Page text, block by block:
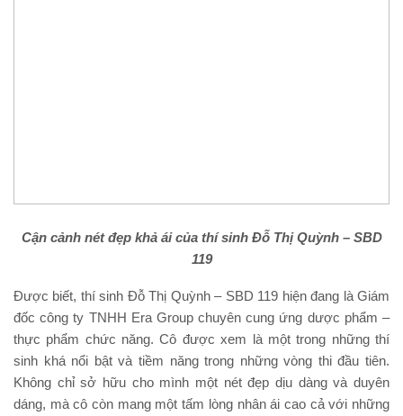
Cận cảnh nét đẹp khả ái của thí sinh Đỗ Thị Quỳnh – SBD
119
Được biết, thí sinh Đỗ Thị Quỳnh – SBD 119 hiện đang là Giám
đốc công ty TNHH Era Group chuyên cung ứng dược phẩm –
thực phẩm chức năng. Cô được xem là một trong những thí
sinh khá nổi bật và tiềm năng trong những vòng thi đầu tiên.
Không chỉ sở hữu cho mình một nét đẹp dịu dàng và duyên
dáng, mà cô còn mang một tấm lòng nhân ái cao cả với những